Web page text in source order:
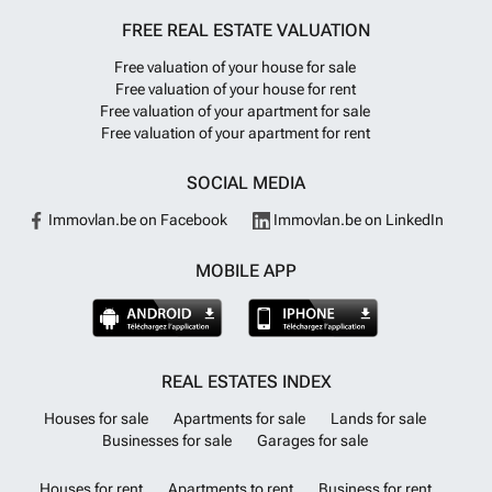
geeft toegang tot de magnifieke binnenplaats met gracieuze dubbele
licht door de hoge plafonds en grote ramen. Rustige, idyllische ligging
en toch op 10 minuten van een dorp met voorzieningen, een half uur
van Montauban en slechts 45 minuten van de stad Toulouse met
internationale luchthaven.Want to know more?
FREE REAL ESTATE VALUATION
Free valuation of your house for sale
Free valuation of your house for rent
Free valuation of your apartment for sale
Free valuation of your apartment for rent
SOCIAL MEDIA
Immovlan.be on Facebook Immovlan.be on LinkedIn
MOBILE APP
REAL ESTATES INDEX
Houses for sale Apartments for sale
Lands for sale
Businesses for sale
Garages for sale